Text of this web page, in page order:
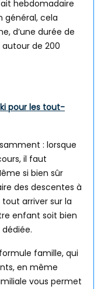
hebdomadaire
général, cela
d’une durée de
de 200
pour les tout-
: lorsque
il faut
si bien sûr
des descentes à
arriver sur la
enfant soit bien
famille, qui
en même
vous permet